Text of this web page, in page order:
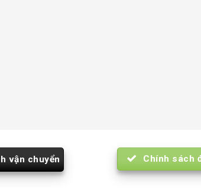
vận chuyển Chính sách